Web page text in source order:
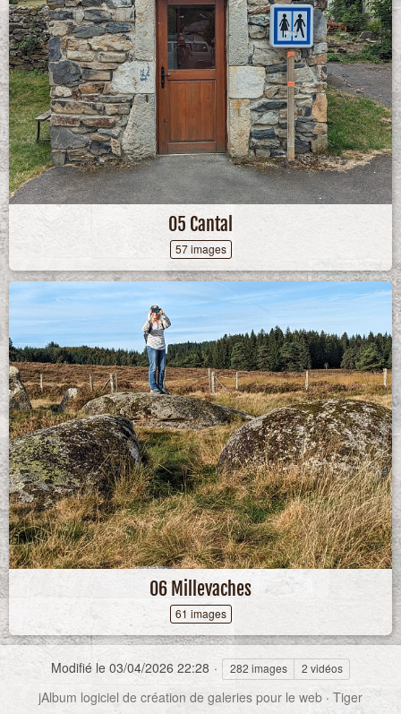
05 Cantal
57 images
06 Millevaches
61 images
Modifié le 03/04/2026 22:28 282 images 2 vidéos
jAlbum logiciel de création de galeries pour le web · Tiger